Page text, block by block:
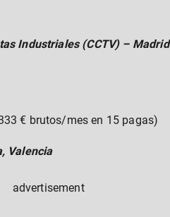
Industriales (CCTV) – Madrid
€ brutos/mes en 15 pagas)
Valencia
advertisement